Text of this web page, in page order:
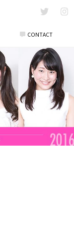
CONTACT